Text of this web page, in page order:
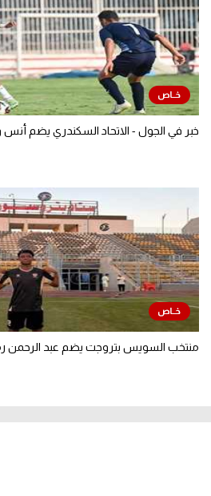
خبر في الجول - الاتحاد السكندري يضم أنس
منتخب السويس بتروجت يضم عبد الرحمن